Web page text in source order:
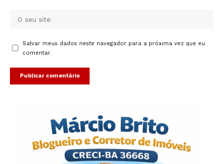
Salvar meus dados neste navegador para a próxima vez que eu
comentar.